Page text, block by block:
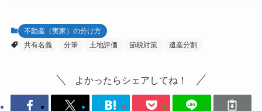
不動産（実家）の分け方
共有名義
分筆 土地評価 節税対策 遺産分割
よかったらシェアしてね！